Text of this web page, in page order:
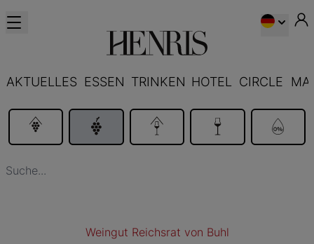
AKTUELLES ESSEN TRINKEN HOTEL CIRCLE
Weingut Reichsrat von Buhl